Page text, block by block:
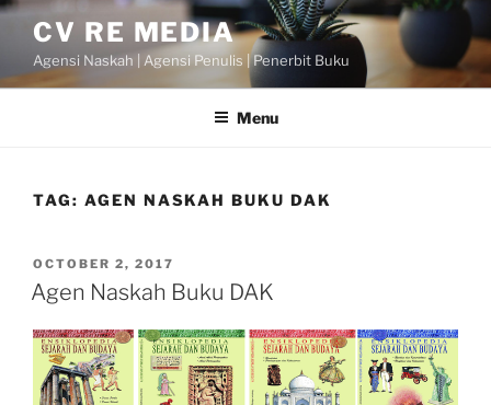
Skip
content
CV RE MEDIA
Agensi Naskah | Agensi Penulis | Penerbit Buku
Menu
TAG: AGEN NASKAH BUKU DAK
POSTED
ON
OCTOBER 2, 2017
Agen Naskah Buku DAK